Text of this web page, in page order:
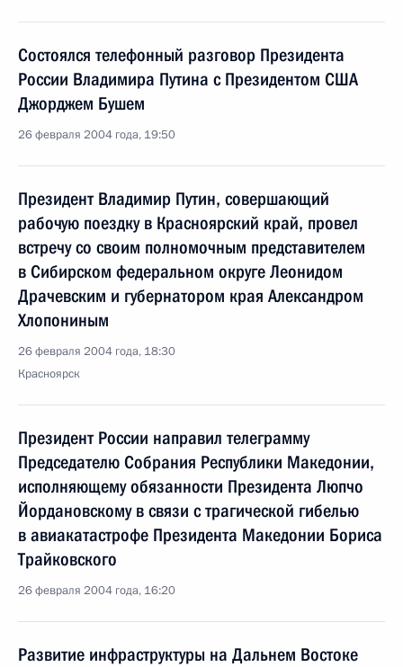
Состоялся телефонный разговор Президента
России Владимира Путина с Президентом США
Джорджем Бушем
26 февраля 2004 года, 19:50
Президент Владимир Путин, совершающий
рабочую поездку в Красноярский край, провел
встречу со своим полномочным представителем
в Сибирском федеральном округе Леонидом
Драчевским и губернатором края Александром
Хлопониным
26 февраля 2004 года, 18:30
Красноярск
Президент России направил телеграмму
Председателю Собрания Республики Македонии,
исполняющему обязанности Президента Люпчо
Йордановскому в связи с трагической гибелью
в авиакатастрофе Президента Македонии Бориса
Трайковского
26 февраля 2004 года, 16:20
Развитие инфраструктуры на Дальнем Востоке